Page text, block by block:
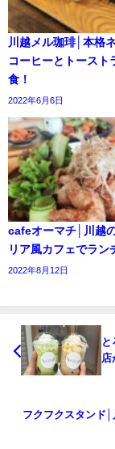
川越メル珈琲│本格
コーヒーとトースト
食！
2022年6月6日
cafeオーマチ│川越
リア風カフェでラン
2022年8月12日
と
店
フクフクスタンド